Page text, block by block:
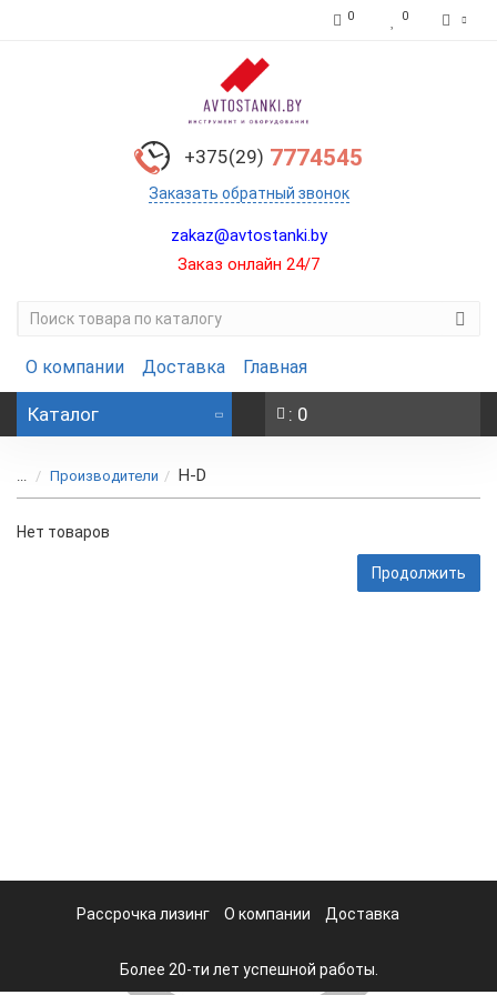
0 0
+375(29) 7774545
Заказать обратный звонок
zakaz@avtostanki.by
Заказ онлайн 24/7
О компании Доставка Главная
Каталог : 0
... Производители H-D
Нет товаров
Продолжить
Рассрочка лизинг О компании Доставка
Более 20-ти лет успешной работы.